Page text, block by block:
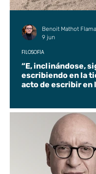
“E, inclinándose,
escribiendo en la
acto de escribir en
FILOSOFÍA
Benoit Mathot
9 jun